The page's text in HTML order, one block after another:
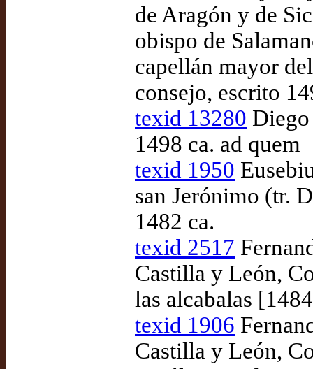
de Aragón y de
obispo de
capellán mayor
consejo, escrito
texid 13280
1498 ca. ad quem
texid 1950
san Jerónimo (tr.
1482 ca.
texid 2517
Castilla y León,
las alcabalas
texid 1906
Castilla y León,